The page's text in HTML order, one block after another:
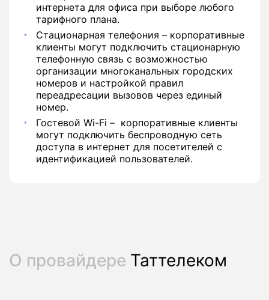
интернета для офиса при выборе любого
тарифного плана.
Стационарная телефония – корпоративные
клиенты могут подключить стационарную
телефонную связь с возможностью
организации многоканальных городских
номеров и настройкой правил
переадресации вызовов через единый
номер.
Гостевой Wi-Fi – корпоративные клиенты
могут подключить беспроводную сеть
доступа в интернет для посетителей с
идентификацией пользователей.
О провайдере Таттелеком